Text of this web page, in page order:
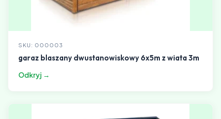
SKU: 000003
garaz blaszany dwustanowiskowy 6x5m z wiata 3m
Odkryj →